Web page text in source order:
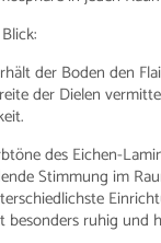
der Boden den
der Dielen
des Eichen-
Stimmung im
besonders ruhig und